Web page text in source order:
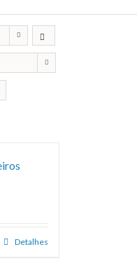
Detalhes